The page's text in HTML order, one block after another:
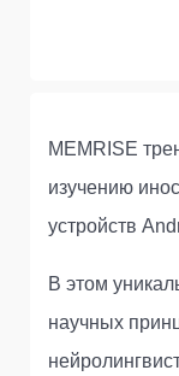
MEMRISE
изучению
устройств
В этом
научных